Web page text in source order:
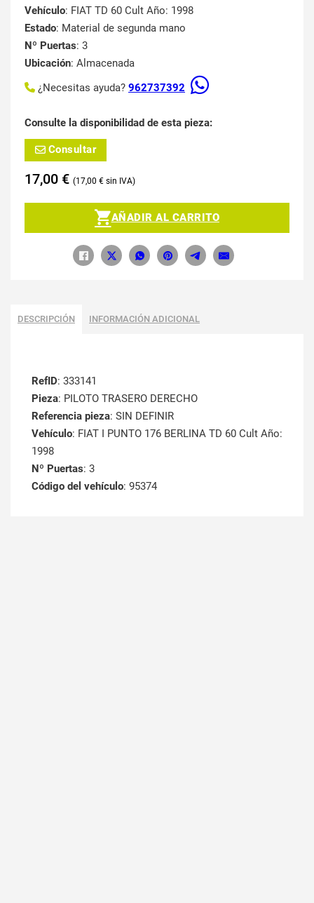
Vehículo: FIAT TD 60 Cult Año: 1998
Estado: Material de segunda mano
Nº Puertas: 3
Ubicación: Almacenada
¿Necesitas ayuda? 962737392
Consulte la disponibilidad de esta pieza:
Consultar
17,00 € 17,00 €
AÑADIR AL CARRITO
DESCRIPCIÓN INFORMACIÓN ADICIONAL
RefID: 333141
Pieza: PILOTO TRASERO DERECHO
Referencia pieza: SIN DEFINIR
Vehículo: FIAT I PUNTO 176 BERLINA TD 60 Cult Año:
1998
Nº Puertas: 3
Código del vehículo: 95374